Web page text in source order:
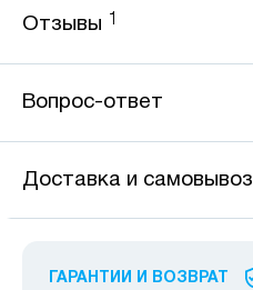
Отзывы 1
Вопрос-ответ
Доставка и самовывоз
ГАРАНТИИ И ВОЗВРАТ